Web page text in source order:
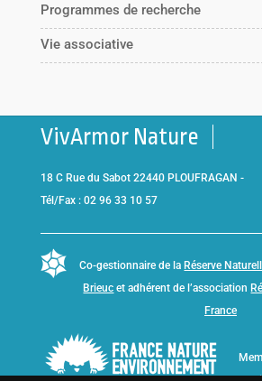
Programmes de recherche
Vie associative
VivArmor Nature
18 C Rue du Sabot 22440 PLOUFRAGAN -
Tél/Fax : 02 96 33 10 57
Co-gestionnaire de la Réserve
Brieuc et adhérent de l’association
France